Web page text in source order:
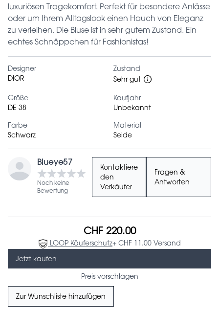
luxuriösen Tragekomfort. Perfekt für besondere Anlässe
oder um Ihrem Alltagslook einen Hauch von Eleganz
zu verleihen. Die Bluse ist in sehr gutem Zustand. Ein
echtes Schnäppchen für Fashionistas!
Designer
DIOR
Zustand
Sehr gut
Größe
DE 38
Kaufjahr
Unbekannt
Farbe
Schwarz
Material
Seide
Blueye57
Noch keine
Bewertung
Kontaktiere
den
Verkäufer
Fragen &
Antworten
CHF 220.00
LOOP Käuferschutz+ CHF 11.00 Versand
Jetzt kaufen
Preis vorschlagen
Zur Wunschliste hinzufügen